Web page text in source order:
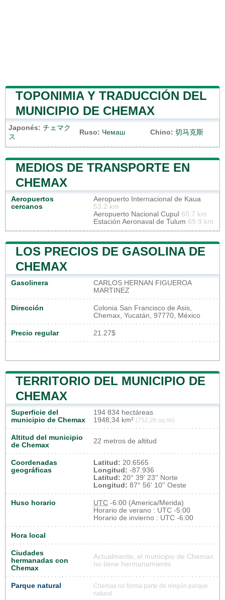
TOPONIMIA Y TRADUCCIÓN DEL
MUNICIPIO DE CHEMAX
Japonés: チェマク
ス
Ruso: Чемаш Chino: 切马克斯
MEDIOS DE TRANSPORTE EN
CHEMAX
Aeropuertos
cercanos
Aeropuerto Internacional de Kaua
53.2 km
Aeropuerto Nacional Cupul 60.7 km
Estación Aeronaval de Tulum 69.9 km
LOS PRECIOS DE GASOLINA DE
CHEMAX
Gasolinera
CARLOS HERNAN FIGUEROA
MARTINEZ
Dirección
Colonia San Francisco de Asis,
Chemax, Yucatán, 97770, México
Precio regular 21.27$
TERRITORIO DEL MUNICIPIO DE
CHEMAX
Superficie del
municipio de Chemax
194 834 hectáreas
1948,34 km² (752,26 sq mi)
Altitud del municipio
de Chemax
22 metros de altitud
Coordenadas
geográficas
Latitud: 20.6565
Longitud: -87.936
Latitud: 20° 39' 23'' Norte
Longitud: 87° 56' 10'' Oeste
Huso horario UTC -6:00 (America/Merida)
Horario de verano : UTC -5:00
Horario de invierno : UTC -6:00
Hora local
Ciudades
hermanadas con
Chemax
Actualmente, el municipio de Chemax
no tiene hermanamiento
Parque natural
Chemax no forma parte de ningún parque
natural